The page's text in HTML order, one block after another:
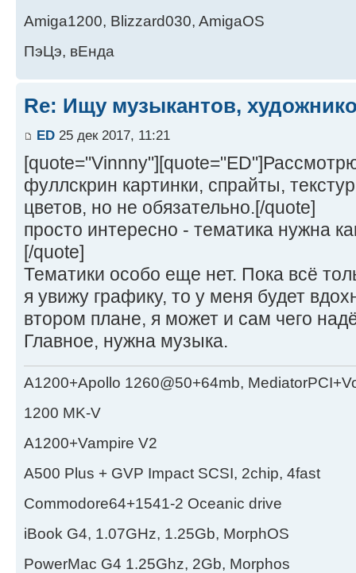
Amiga1200, Blizzard030, AmigaOS
ПэЦэ, вЕнда
Re: Ищу музыкантов,
ED 25 дек 2017, 11:21
фуллскрин картинки, спрайты,
цветов, но не обязательно.[/quote]
просто интересно - тематика нужна
[/quote]
Тематики особо еще нет. Пока всё
я увижу графику, то у меня будет
втором плане, я может и сам чего
Главное, нужна музыка.
A1200+Apollo 1260@50+64mb,
1200 MK-V
A1200+Vampire V2
А500 Plus + GVP Impact SCSI, 2chip, 4fast
Commodore64+1541-2 Oceanic drive
iBook G4, 1.07GHz, 1.25Gb, MorphOS
PowerMac G4 1.25Ghz, 2Gb, Morphos